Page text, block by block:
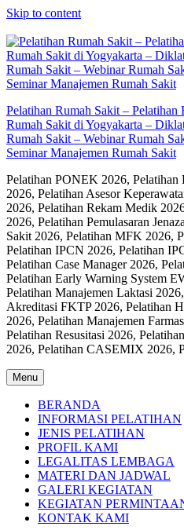
Skip to content
Pelatihan Rumah Sakit – Pelatihan
Rumah Sakit di Yogyakarta –
Rumah Sakit – Webinar Rumah
Seminar Manajemen Rumah Sakit
Pelatihan PONEK 2026,
2026, Pelatihan Asesor
2026, Pelatihan Rekam Medik
2026, Pelatihan Pemulasaran
Sakit 2026, Pelatihan MFK 2026,
Pelatihan IPCN 2026, Pelatihan
Pelatihan Case Manager 2026,
Pelatihan Early Warning System
Pelatihan Manajemen Laktasi
Akreditasi FKTP 2026, Pelatihan
2026, Pelatihan Manajemen
Pelatihan Resusitasi 2026,
2026, Pelatihan CASEMIX 2026,
Menu
BERANDA
INFORMASI PELATIHAN
JENIS PELATIHAN
PROFIL KAMI
LEGALITAS LEMBAGA
MATERI DAN JADWAL
GALERI KEGIATAN
KEGIATAN
KONTAK KAMI